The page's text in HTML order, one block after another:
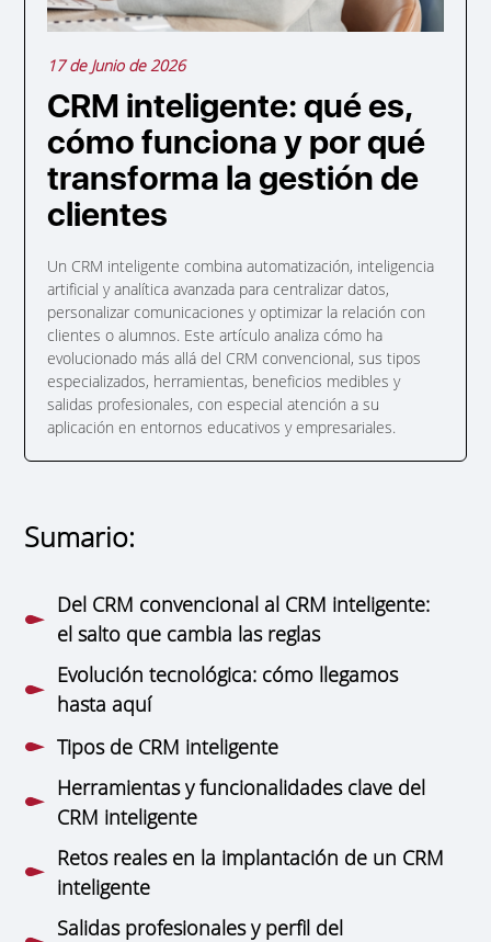
17 de Junio de 2026
CRM inteligente: qué es,
cómo funciona y por qué
transforma la gestión de
clientes
Un CRM inteligente combina automatización, inteligencia
artificial y analítica avanzada para centralizar datos,
personalizar comunicaciones y optimizar la relación con
clientes o alumnos. Este artículo analiza cómo ha
evolucionado más allá del CRM convencional, sus tipos
especializados, herramientas, beneficios medibles y
salidas profesionales, con especial atención a su
aplicación en entornos educativos y empresariales.
Sumario:
Del CRM convencional al CRM inteligente:
el salto que cambia las reglas
Evolución tecnológica: cómo llegamos
hasta aquí
Tipos de CRM inteligente
Herramientas y funcionalidades clave del
CRM inteligente
Retos reales en la implantación de un CRM
inteligente
Salidas profesionales y perfil del